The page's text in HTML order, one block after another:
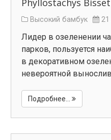
Phyllostachys
Высокий бамбук
Лидер в озеленении
парков, пользуется
в декоративном
невероятной
Подробнее...